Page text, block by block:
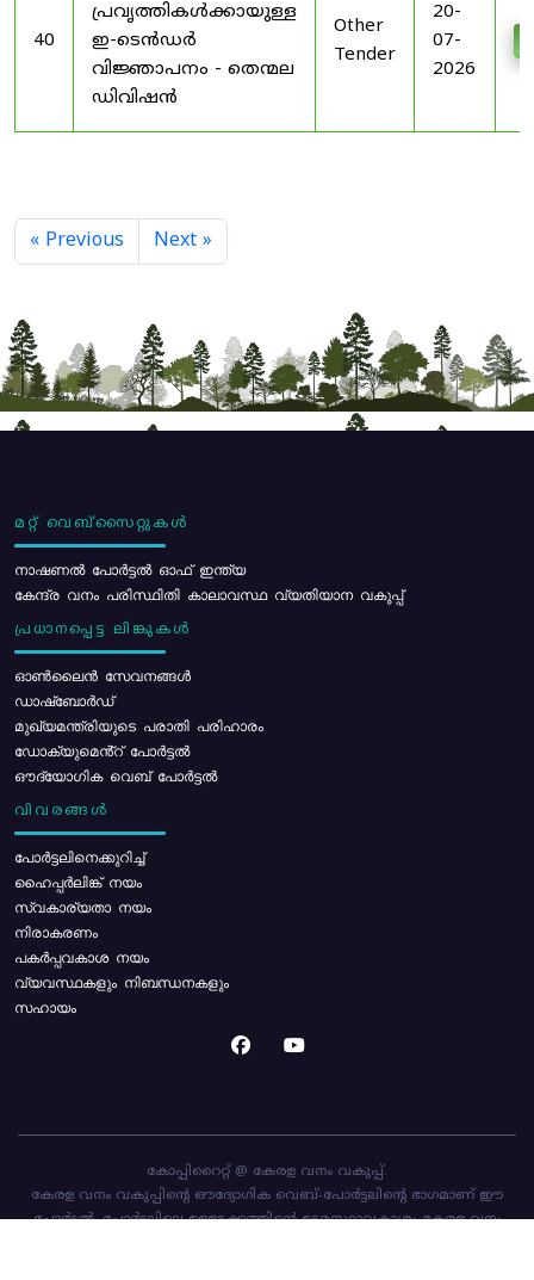
40
പ്രവൃത്തികൾക്കായുള്ള
ഇ-ടെൻഡർ
വിജ്ഞാപനം - തെന്മല
ഡിവിഷൻ
Other
Tender
20-
07-
2026
« Previous Next »
മറ്റ് വെബ്സൈറ്റുകൾ
നാഷണൽ പോർട്ടൽ ഓഫ് ഇന്ത്യ
കേന്ദ്ര വനം പരിസ്ഥിതി കാലാവസ്ഥ വ്യതിയാന വകുപ്പ്
പ്രധാനപ്പെട്ട ലിങ്കുകൾ
ഓൺലൈൻ സേവനങ്ങൾ
ഡാഷ്ബോർഡ്
മുഖ്യമന്ത്രിയുടെ പരാതി പരിഹാരം
ഡോക്യുമെൻ്റ് പോർട്ടൽ
ഔദ്യോഗിക വെബ് പോർട്ടൽ
വിവരങ്ങൾ
പോര്‍ട്ടലിനെക്കുറിച്ച്
ഹൈപ്പർലിങ്ക് നയം
സ്വകാര്യതാ നയം
നിരാകരണം
പകർപ്പവകാശ നയം
വ്യവസ്ഥകളും നിബന്ധനകളും
സഹായം
കോപ്പിറൈറ്റ് @ കേരള വനം വകുപ്പ്.
കേരള വനം വകുപ്പിന്റെ ഔദ്യോഗിക വെബ്-പോർട്ടലിന്റെ ഭാഗമാണ് ഈ
പോർട്ടൽ. പോർട്ടലിലെ ഉള്ളടക്കത്തിന്റെ ഉടമസ്ഥാവകാശം കേരള വനം